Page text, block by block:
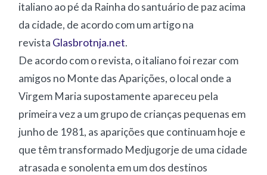
italiano ao pé da Rainha do santuário de paz acima
da cidade, de acordo com um artigo na
revista Glasbrotnja.net.
De acordo com o revista, o italiano foi rezar com
amigos no Monte das Aparições, o local onde a
Virgem Maria supostamente apareceu pela
primeira vez a um grupo de crianças pequenas em
junho de 1981, as aparições que continuam hoje e
que têm transformado Medjugorje de uma cidade
atrasada e sonolenta em um dos destinos